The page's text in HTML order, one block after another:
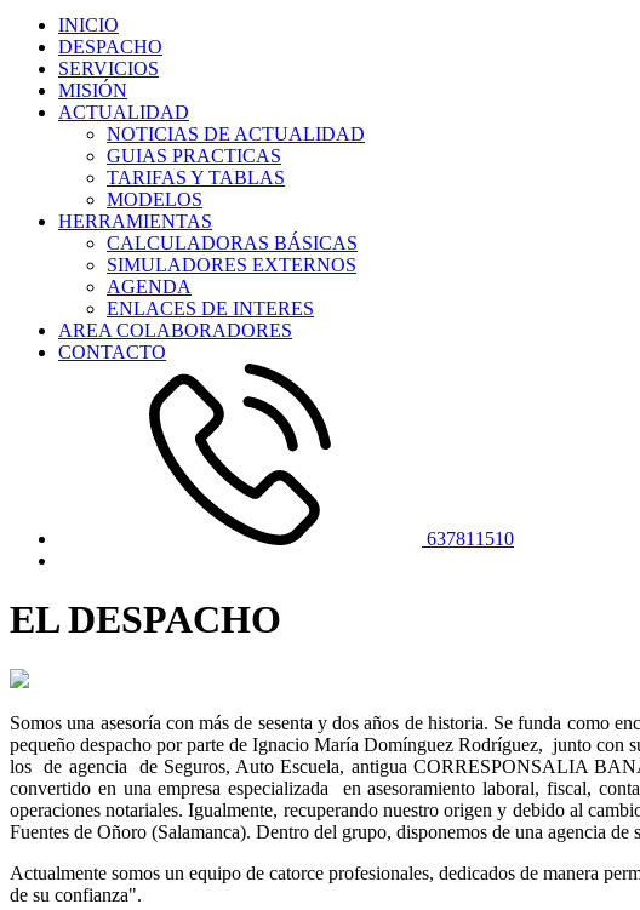
INICIO
DESPACHO
SERVICIOS
MISIÓN
ACTUALIDAD
NOTICIAS DE ACTUALIDAD
GUIAS PRACTICAS
TARIFAS Y TABLAS
MODELOS
HERRAMIENTAS
CALCULADORAS BÁSICAS
SIMULADORES EXTERNOS
AGENDA
ENLACES DE INTERES
AREA COLABORADORES
CONTACTO
637811510
EL DESPACHO
Somos una asesoría con más de sesenta y dos años de historia. Se funda como
pequeño despacho por parte de Ignacio María Domínguez Rodríguez, junto con
los de agencia de Seguros, Auto Escuela, antigua CORRESPONSALIA
convertido en una empresa especializada en asesoramiento laboral, fiscal,
operaciones notariales. Igualmente, recuperando nuestro origen y debido al
Fuentes de Oñoro (Salamanca). Dentro del grupo, disponemos de una agencia
Actualmente somos un equipo de catorce profesionales, dedicados de manera
de su confianza".